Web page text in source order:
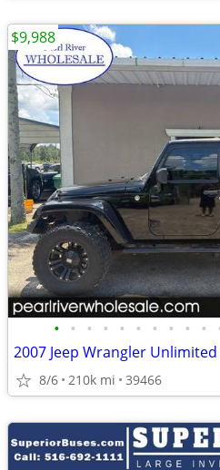
• • • • • • • • • •
2007 Jeep Wrangler
8/6 210k mi 39466
$9,988